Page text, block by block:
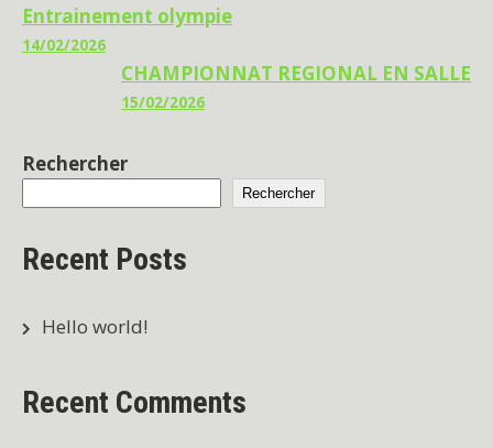
Navigation
de
Entrainement olympie
14/02/2026
CHAMPIONNAT REGIONAL EN SALLE
15/02/2026
Rechercher
Rechercher
Recent Posts
Hello world!
Recent Comments